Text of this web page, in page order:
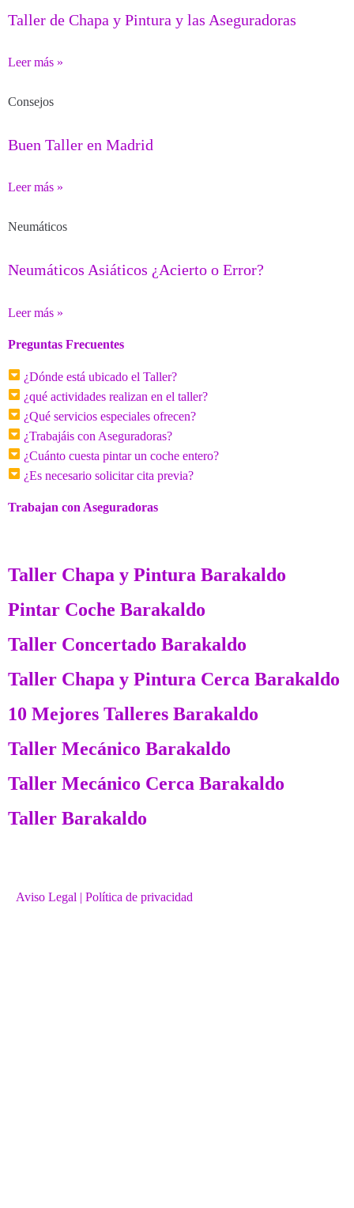
Taller de Chapa y Pintura y las Aseguradoras
Leer más »
Consejos
Buen Taller en Madrid
Leer más »
Neumáticos
Neumáticos Asiáticos ¿Acierto o Error?
Leer más »
Preguntas Frecuentes
¿Dónde está ubicado el Taller?
¿qué actividades realizan en el taller?
¿Qué servicios especiales ofrecen?
¿Trabajáis con Aseguradoras?
¿Cuánto cuesta pintar un coche entero?
¿Es necesario solicitar cita previa?
Trabajan con Aseguradoras
Taller Chapa y Pintura Barakaldo
Pintar Coche Barakaldo
Taller Concertado Barakaldo
Taller Chapa y Pintura Cerca Barakaldo
10 Mejores Talleres Barakaldo
Taller Mecánico Barakaldo
Taller Mecánico Cerca Barakaldo
Taller Barakaldo
Aviso Legal | Política de privacidad